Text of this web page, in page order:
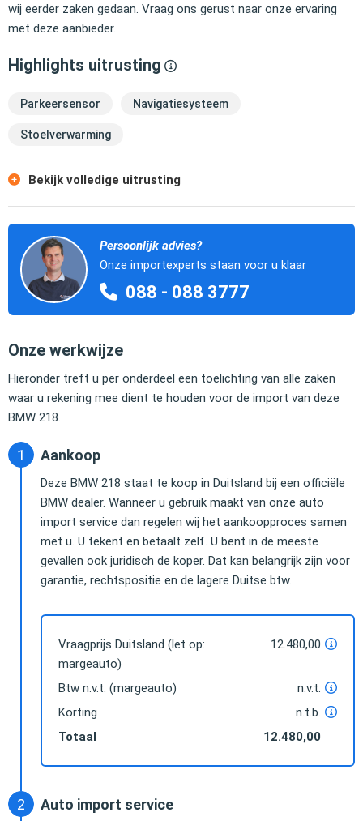
wij eerder zaken gedaan. Vraag ons gerust naar onze ervaring
met deze aanbieder.
Highlights uitrusting
Parkeersensor Navigatiesysteem
Stoelverwarming
Bekijk volledige uitrusting
Persoonlijk advies?
Onze importexperts staan voor u klaar
088 - 088 3777
Onze werkwijze
Hieronder treft u per onderdeel een toelichting van alle zaken
waar u rekening mee dient te houden voor de import van deze
BMW 218.
Aankoop
Deze BMW 218 staat te koop in Duitsland bij een officiële
BMW dealer. Wanneer u gebruik maakt van onze auto
import service dan regelen wij het aankoopproces samen
met u. U tekent en betaalt zelf. U bent in de meeste
gevallen ook juridisch de koper. Dat kan belangrijk zijn voor
garantie, rechtspositie en de lagere Duitse btw.
Vraagprijs Duitsland (let op:
margeauto)
12.480,00
Btw n.v.t. (margeauto)
n.v.t.
Korting
n.t.b.
Totaal
12.480,00
Auto import service